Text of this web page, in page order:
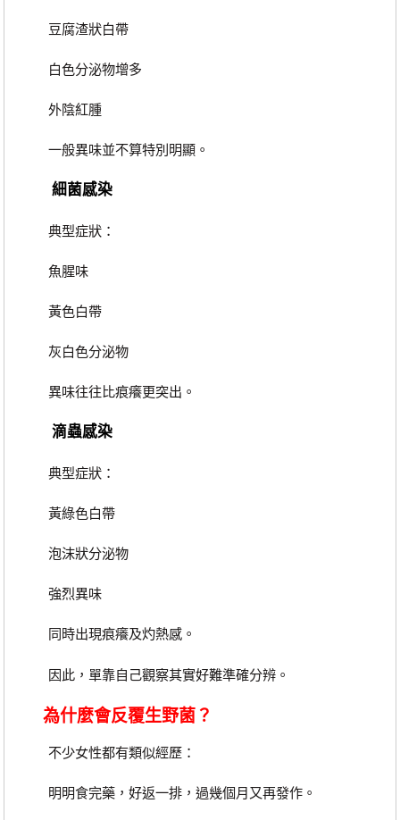
豆腐渣狀白帶
白色分泌物增多
外陰紅腫
一般異味並不算特別明顯。
細菌感染
典型症狀：
魚腥味
黃色白帶
灰白色分泌物
異味往往比痕癢更突出。
滴蟲感染
典型症狀：
黃綠色白帶
泡沫狀分泌物
強烈異味
同時出現痕癢及灼熱感。
因此，單靠自己觀察其實好難準確分辨。
為什麼會反覆生野菌？
不少女性都有類似經歷：
明明食完藥，好返一排，過幾個月又再發作。